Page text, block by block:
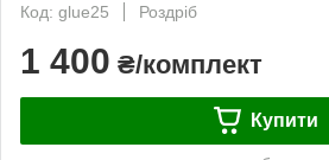
Код: glue25
Роздріб
1 400 ₴/комплект
Купити